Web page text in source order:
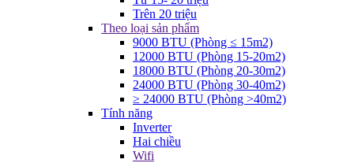
Trên 20 triệu
Theo loại sản phẩm
9000 BTU (Phòng ≤ 15m2)
12000 BTU (Phòng 15-20m2)
18000 BTU (Phòng 20-30m2)
24000 BTU (Phòng 30-40m2)
≥ 24000 BTU (Phòng >40m2)
Tính năng
Inverter
Hai chiều
Wifi